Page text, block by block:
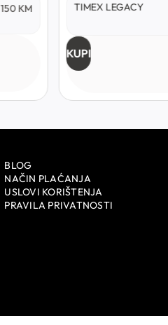
150KM TIMEX LEGACY
KUPI
BLOG
NAČIN PLAĆANJA
USLOVI KORIŠTENJA
PRAVILA PRIVATNOSTI